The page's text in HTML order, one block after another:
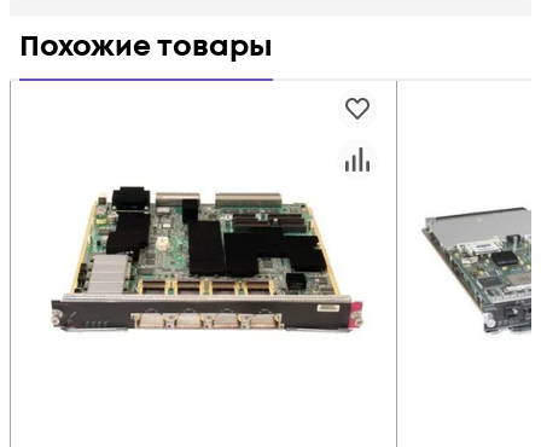
Похожие товары